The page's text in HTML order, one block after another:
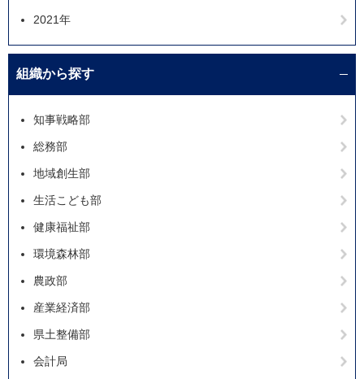
2021年
組織から探す
知事戦略部
総務部
地域創生部
生活こども部
健康福祉部
環境森林部
農政部
産業経済部
県土整備部
会計局